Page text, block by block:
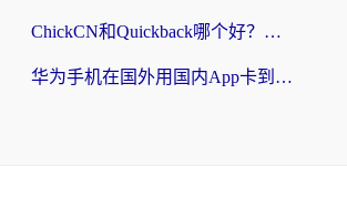
ChickCN和Quickback哪个好？海外党亲测回国加速器，轻松解锁国内资源（附避坑指南）
华为手机在国外用国内App卡到崩溃？这篇加速器指南帮你无缝刷剧打游戏